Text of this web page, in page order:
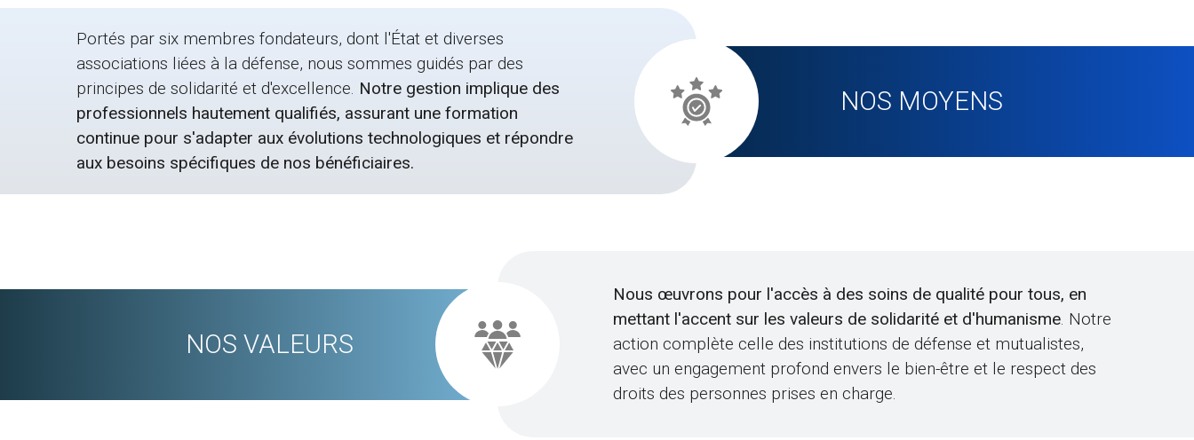
Portés par six membres fondateurs, dont l'État et diverses
associations liées à la défense, nous sommes guidés par des
principes de solidarité et d'excellence. Notre gestion implique des
professionnels hautement qualifiés, assurant une formation
continue pour s'adapter aux évolutions technologiques et répondre
aux besoins spécifiques de nos bénéficiaires.
NOS MOYENS
Nous œuvrons pour l'accès à des soins de qualité pour tous, en
mettant l'accent sur les valeurs de solidarité et d'humanisme. Notre
action complète celle des institutions de défense et mutualistes,
avec un engagement profond envers le bien-être et le respect des
droits des personnes prises en charge.
NOS VALEURS